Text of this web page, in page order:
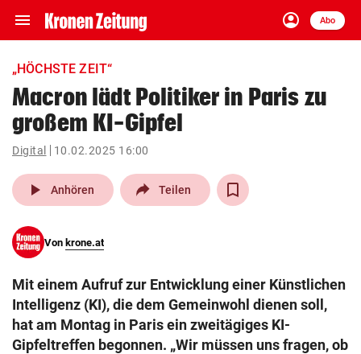
menu Navigation
ein-/ausklappen
account_circle
Anmelden
Abo
close Schließen
account_circle Anmelden
pin_drop
Wien arrow_right
search
eingeben
„HÖCHSTE ZEIT“
Macron lädt Politiker in Paris zu
großem KI-Gipfel
Digital 10.02.2025 16:00
play_arrow Anhören Teilen
Von krone.at
Mit einem Aufruf zur Entwicklung einer Künstlichen
Intelligenz (KI), die dem Gemeinwohl dienen soll,
hat am Montag in Paris ein zweitägiges KI-
Gipfeltreffen begonnen. „Wir müssen uns fragen, ob